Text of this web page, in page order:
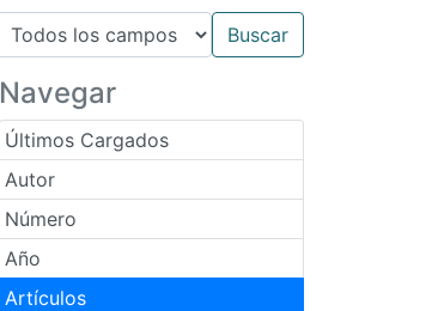
Navegar
Últimos Cargados
Autor
Número
Año
Artículos